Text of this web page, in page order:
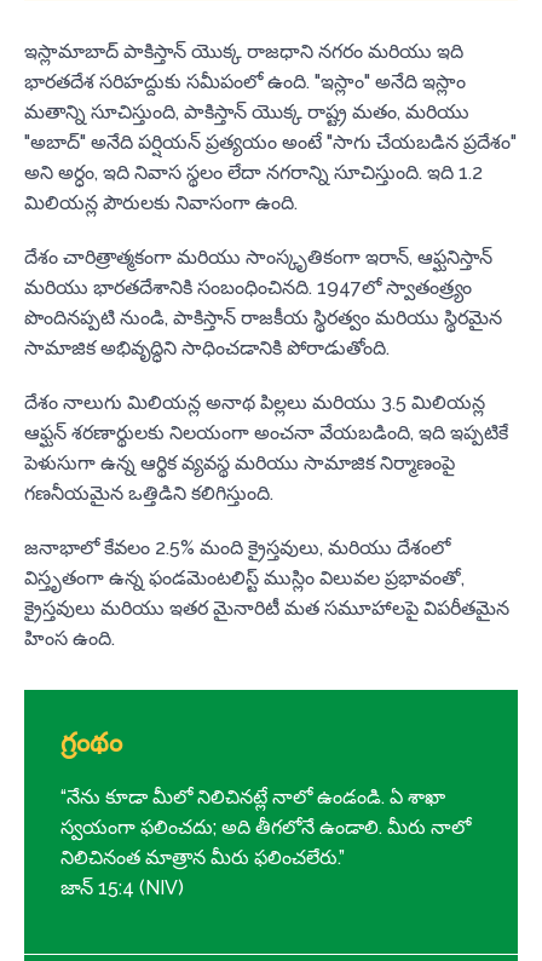
ఇస్లామాబాద్ పాకిస్తాన్ యొక్క రాజధాని నగరం మరియు ఇది
భారతదేశ సరిహద్దుకు సమీపంలో ఉంది. "ఇస్లాం" అనేది ఇస్లాం
మతాన్ని సూచిస్తుంది, పాకిస్తాన్ యొక్క రాష్ట్ర మతం, మరియు
"అబాద్" అనేది పర్షియన్ ప్రత్యయం అంటే "సాగు చేయబడిన ప్రదేశం"
అని అర్ధం, ఇది నివాస స్థలం లేదా నగరాన్ని సూచిస్తుంది. ఇది 1.2
మిలియన్ల పౌరులకు నివాసంగా ఉంది.
దేశం చారిత్రాత్మకంగా మరియు సాంస్కృతికంగా ఇరాన్, ఆఫ్ఘనిస్తాన్
మరియు భారతదేశానికి సంబంధించినది. 1947లో స్వాతంత్ర్యం
పొందినప్పటి నుండి, పాకిస్తాన్ రాజకీయ స్థిరత్వం మరియు స్థిరమైన
సామాజిక అభివృద్ధిని సాధించడానికి పోరాడుతోంది.
దేశం నాలుగు మిలియన్ల అనాథ పిల్లలు మరియు 3.5 మిలియన్ల
ఆఫ్ఘన్ శరణార్థులకు నిలయంగా అంచనా వేయబడింది, ఇది ఇప్పటికే
పెళుసుగా ఉన్న ఆర్థిక వ్యవస్థ మరియు సామాజిక నిర్మాణంపై
గణనీయమైన ఒత్తిడిని కలిగిస్తుంది.
జనాభాలో కేవలం 2.5% మంది క్రైస్తవులు, మరియు దేశంలో
విస్తృతంగా ఉన్న ఫండమెంటలిస్ట్ ముస్లిం విలువల ప్రభావంతో,
క్రైస్తవులు మరియు ఇతర మైనారిటీ మత సమూహాలపై విపరీతమైన
హింస ఉంది.
గ్రంథం
“నేను కూడా మీలో నిలిచినట్లే నాలో ఉండండి. ఏ శాఖా
స్వయంగా ఫలించదు; అది తీగలోనే ఉండాలి. మీరు నాలో
నిలిచినంత మాత్రాన మీరు ఫలించలేరు.”
జాన్ 15:4 (NIV)